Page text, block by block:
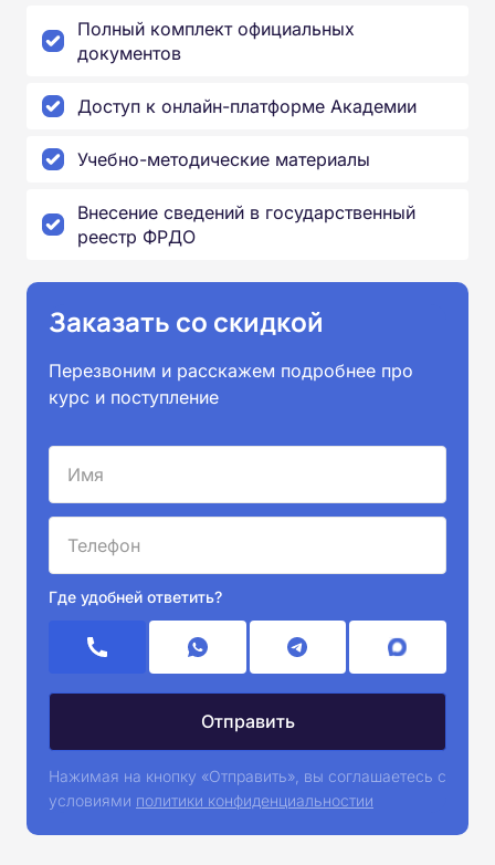
Полный комплект официальных
документов
Доступ к онлайн-платформе Академии
Учебно-методические материалы
Внесение сведений в государственный
реестр ФРДО
Заказать со скидкой
Перезвоним и расскажем подробнее про
курс и поступление
Где удобней ответить?
Нажимая на кнопку «Отправить», вы соглашаетесь с
условиями политики конфиденциальностии